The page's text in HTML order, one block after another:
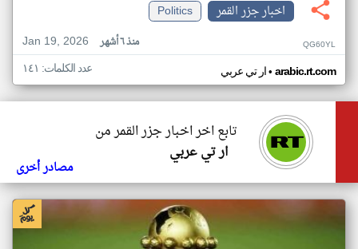
اخبار جزر القمر
Politics
Jan 19, 2026
منذ ٦ أشهر QG60YL
ار تي عربي• arabic.rt.com عدد الكلمات: ١٤١
تابع اخر اخبار جزر القمر من
ار تي عربي
مصادر أخرى